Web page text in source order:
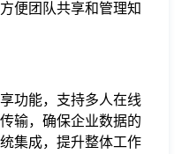
便团队共享和管理知
功能，支持多人在线
输，确保企业数据的
集成，提升整体工作